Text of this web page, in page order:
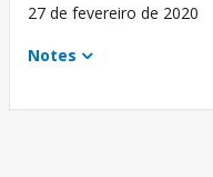
27 de fevereiro de 2020
Notes